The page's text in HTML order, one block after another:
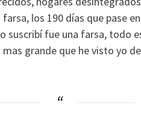
los 190 días que pase
suscribí fue una farsa, todo
grande que he visto yo